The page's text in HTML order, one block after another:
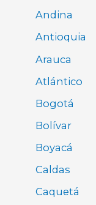
Andina
Antioquia
Arauca
Atlántico
Bogotá
Bolívar
Boyacá
Caldas
Caquetá